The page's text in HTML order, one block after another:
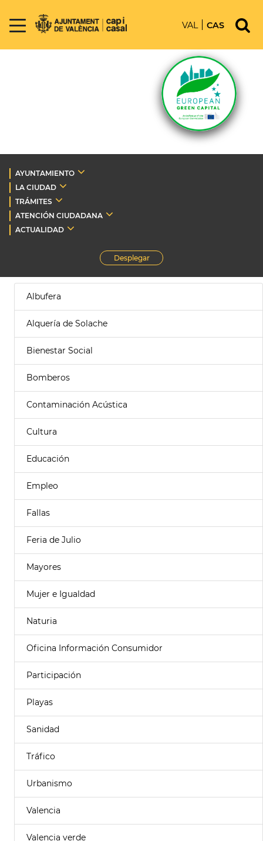
VAL CAS
AYUNTAMIENTO
LA CIUDAD
TRÁMITES
ATENCIÓN CIUDADANA
ACTUALIDAD
Desplegar
Albufera
Alquería de Solache
Bienestar Social
Bomberos
Contaminación Acústica
Cultura
Educación
Empleo
Fallas
Feria de Julio
Mayores
Mujer e Igualdad
Naturia
Oficina Información Consumidor
Participación
Playas
Sanidad
Tráfico
Urbanismo
Valencia
Valencia verde